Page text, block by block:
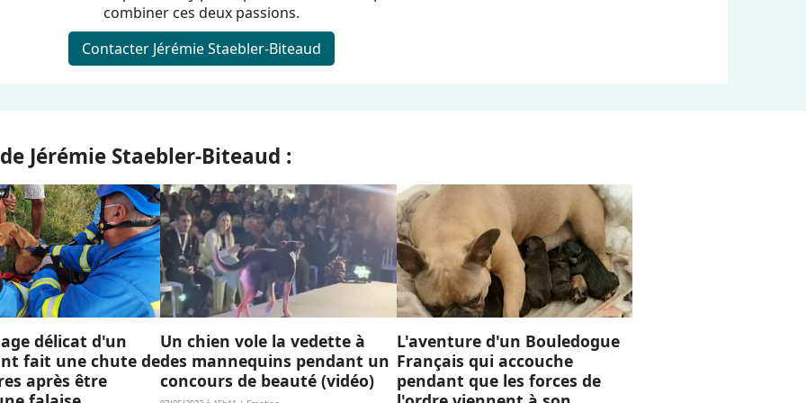
combiner ces deux passions.
Contacter Jérémie Staebler-Biteaud
Jérémie Staebler-Biteaud :
délicat d'un
fait une chute de
après être
Un chien vole la vedette à
des mannequins pendant un
concours de beauté (vidéo)
L'aventure d'un Bouledogue
Français qui accouche
pendant que les forces de